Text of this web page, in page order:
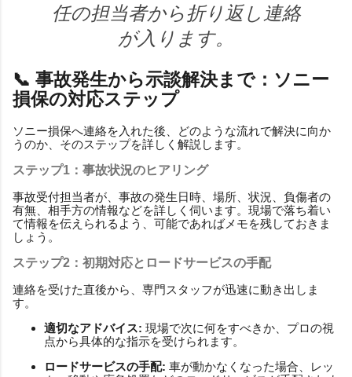
任の担当者から折り返し連絡
が入ります。
📞 事故発生から示談解決まで：ソニー
損保の対応ステップ
ソニー損保へ連絡を入れた後、どのような流れで解決に向か
うのか、そのステップを詳しく解説します。
ステップ1：事故状況のヒアリング
事故受付担当者が、事故の発生日時、場所、状況、負傷者の
有無、相手方の情報などを詳しく伺います。現場で落ち着い
て情報を伝えられるよう、可能であればメモを残しておきま
しょう。
ステップ2：初期対応とロードサービスの手配
連絡を受けた直後から、専門スタッフが迅速に動き出しま
す。
適切なアドバイス: 現場で次に何をすべきか、プロの視
点から具体的な指示を受けられます。
ロードサービスの手配: 車が動かなくなった場合、レッ